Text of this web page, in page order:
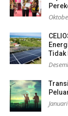
Tidak